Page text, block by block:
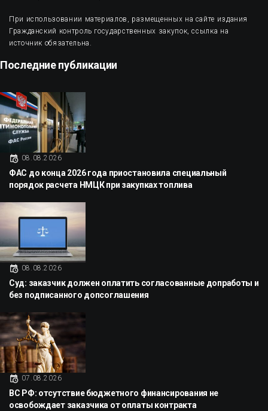
При использовании материалов, размещенных на сайте издания
Гражданский контроль государственных закупок, ссылка на
источник обязательна.
Последние публикации
08.08.2026
ФАС до конца 2026 года приостановила специальный
порядок расчета НМЦК при закупках топлива
08.08.2026
Суд: заказчик должен оплатить согласованные допработы и
без подписанного допсоглашения
07.08.2026
ВС РФ: отсутствие бюджетного финансирования не
освобождает заказчика от оплаты контракта